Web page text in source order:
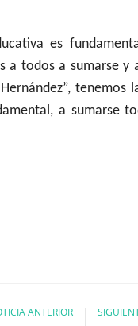
es
a todos a sumarse
a sumarse
ANTERIOR